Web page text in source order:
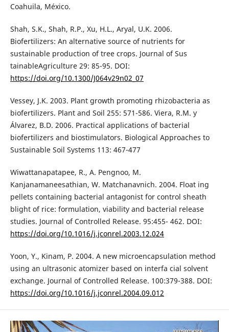
Coahuila, México.
Shah, S.K., Shah, R.P., Xu, H.L., Aryal, U.K. 2006.
Biofertilizers: An alternative source of nutrients for
sustainable production of tree crops. Journal of Sus
tainableAgriculture 29: 85-95. DOI:
https://doi.org/10.1300/J064v29n02_07
Vessey, J.K. 2003. Plant growth promoting rhizobacteria as
biofertilizers. Plant and Soil 255: 571-586. Viera, R.M. y
Álvarez, B.D. 2006. Practical applications of bacterial
biofertilizers and biostimulators. Biological Approaches to
Sustainable Soil Systems 113: 467-477
Wiwattanapatapee, R., A. Pengnoo, M.
Kanjanamaneesathian, W. Matchanavnich. 2004. Float ing
pellets containing bacterial antagonist for control sheath
blight of rice: formulation, viability and bacterial release
studies. Journal of Controlled Release. 95:455- 462. DOI:
https://doi.org/10.1016/j.jconrel.2003.12.024
Yoon, Y., Kinam, P. 2004. A new microencapsulation method
using an ultrasonic atomizer based on interfa cial solvent
exchange. Journal of Controlled Release. 100:379-388. DOI:
https://doi.org/10.1016/j.jconrel.2004.09.012